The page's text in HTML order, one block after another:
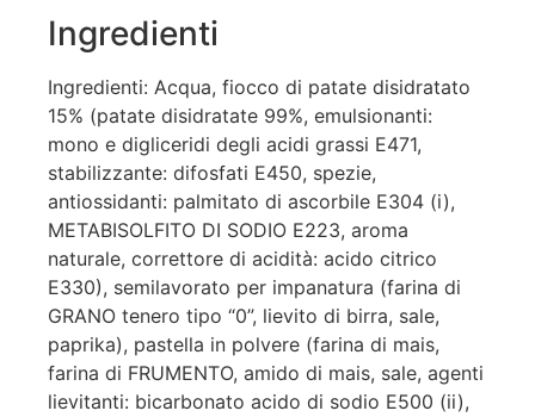
Ingredienti
Ingredienti: Acqua, fiocco di patate disidratato
15% (patate disidratate 99%, emulsionanti:
mono e digliceridi degli acidi grassi E471,
stabilizzante: difosfati E450, spezie,
antiossidanti: palmitato di ascorbile E304 (i),
METABISOLFITO DI SODIO E223, aroma
naturale, correttore di acidità: acido citrico
E330), semilavorato per impanatura (farina di
GRANO tenero tipo “0”, lievito di birra, sale,
paprika), pastella in polvere (farina di mais,
farina di FRUMENTO, amido di mais, sale, agenti
lievitanti: bicarbonato acido di sodio E500 (ii),